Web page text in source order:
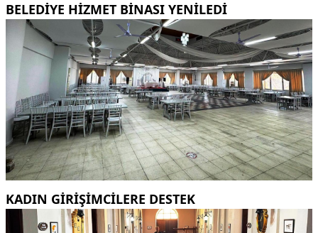
BELEDİYE HİZMET BİNASI YENİLEDİ
KADIN GİRİŞİMCİLERE DESTEK